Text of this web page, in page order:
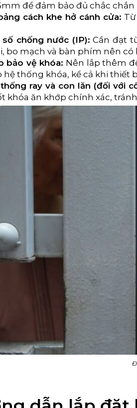
để đảm bảo đủ chắc
cách khe hở cánh cửa:
số chống nước (IP): Cần đạt
bo mạch và bàn phím nên
bảo vệ khóa: Nên lắp thêm
hệ thống khóa, kể cả khi thiết
ray và con lăn (đối với
khóa ăn khớp chính xác,